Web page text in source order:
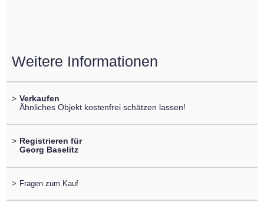
Weitere Informationen
> Verkaufen
Ähnliches Objekt kostenfrei schätzen lassen!
> Registrieren für
Georg Baselitz
> Fragen zum Kauf